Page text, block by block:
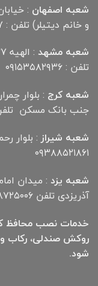
شعبه اصفهان
و خانم دیتیلر) تلفن : ۰۹۱۳۵۴۷۷۷۹۷
شعبه مشهد
تلفن : ۰۹۱۵۳۵۸۲۹۳۶
شعبه کرج
جنب بانک مسکن تلفن
شعبه شیراز
۰۹۳۸۸۵۲۱۸۶۱
شعبه یزد : میدان
آذریزدی تلفن ۰۹۱۲۸۷۲۵۰۰۶
خدمات نصب محافظ
روکش صندلی،
شود.